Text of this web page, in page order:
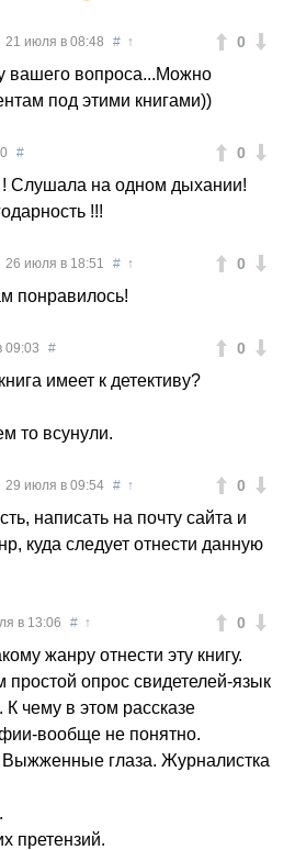
0
21 июля в 08:48 # ↑
вашего вопроса...Можно
под этими книгами))
0
#
! Слушала на одном дыхании!
!!!
0
26 июля в 18:51 # ↑
понравилось!
0
09:03 #
имеет к детективу?
то всунули.
0
29 июля в 09:54 # ↑
написать на почту сайта и
куда следует отнести данную
0
в 13:06 # ↑
жанру отнести эту книгу.
простой опрос свидетелей-язык
К чему в этом рассказе
вообще не понятно.
глаза. Журналистка
претензий.